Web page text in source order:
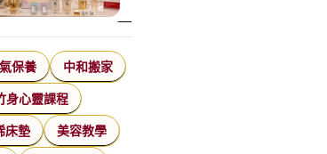
保養 中和搬家
身心靈課程
床墊 美容教學